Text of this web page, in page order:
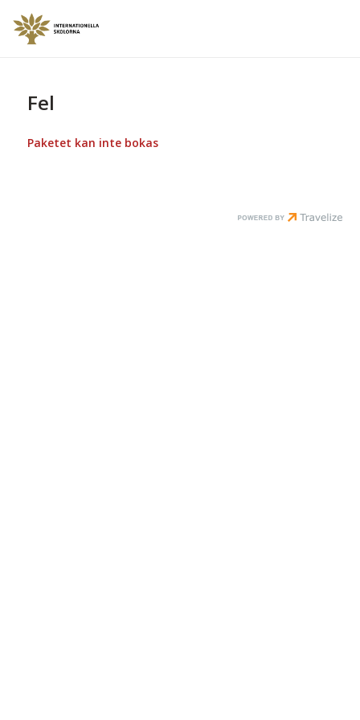
Fel
Paketet kan inte bokas